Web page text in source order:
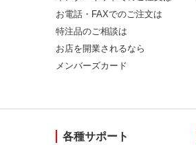
お電話・FAXでのご注文は
特注品のご相談は
お店を開業されるなら
メンバーズカード
各種サポート